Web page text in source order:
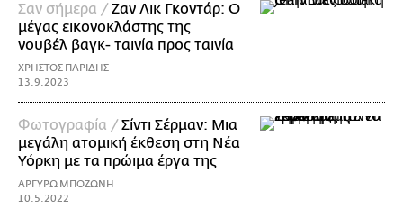
Σαν σήμερα /Ζαν Λικ Γκοντάρ: Ο
μέγας εικονοκλάστης της
νουβέλ βαγκ- ταινία προς ταινία
ΧΡΗΣΤΟΣ ΠΑΡΙΔΗΣ
13.9.2023
Φωτογραφία /Σίντι Σέρμαν: Μια
μεγάλη ατομική έκθεση στη Νέα
Υόρκη με τα πρώιμα έργα της
ΑΡΓΥΡΩ ΜΠΟΖΩΝΗ
10.5.2022